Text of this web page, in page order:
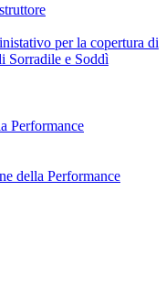
per la copertura di
Sorradile e Soddì
Performance
della Performance